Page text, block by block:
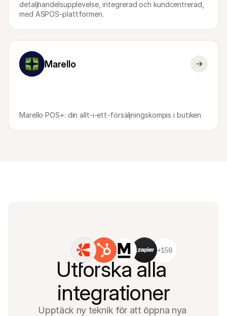
detaljhandelsupplevelse, integrerad och kundcentrerad,
med ASPOS-plattformen.
Marello
Marello POS+: din allt-i-ett-försäljningskompis i butiken
+150
Utforska alla
integrationer
Upptäck ny teknik för att öppna nya
For shoppers
Find out why Mollie is on your bank statement
For Mollie customers
Reach out to our customer support team
Contact sales